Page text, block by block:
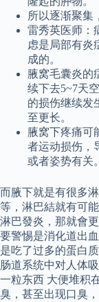
所以逐渐聚集
雷秀英医师：
虑是局部有炎
成的。
腋窝毛囊炎的
续下去5~7天
的损伤继续发
至更长。
腋窝下疼痛可
者运动损伤，
或者姿势有关。
而腋下就是有很多
等，淋巴結就有可
淋巴發炎，那就會
要警惕是消化道出
是吃了过多的蛋白
肠道系统中对人体
一粒东西 大便堆积
臭，甚至出现口臭